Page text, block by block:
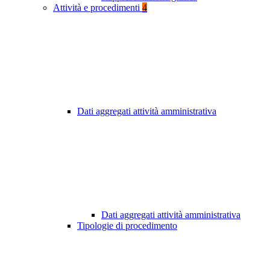
Attività e procedimenti 4
Dati aggregati attività amministrativa
Dati aggregati attività amministrativa
Tipologie di procedimento